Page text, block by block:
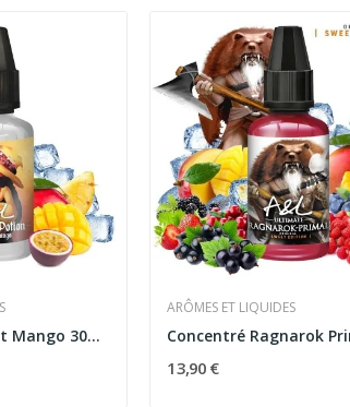
Concentré Secret Mango 30ml Hidden Potion
ARÔMES ET LIQUIDES
13,90 €